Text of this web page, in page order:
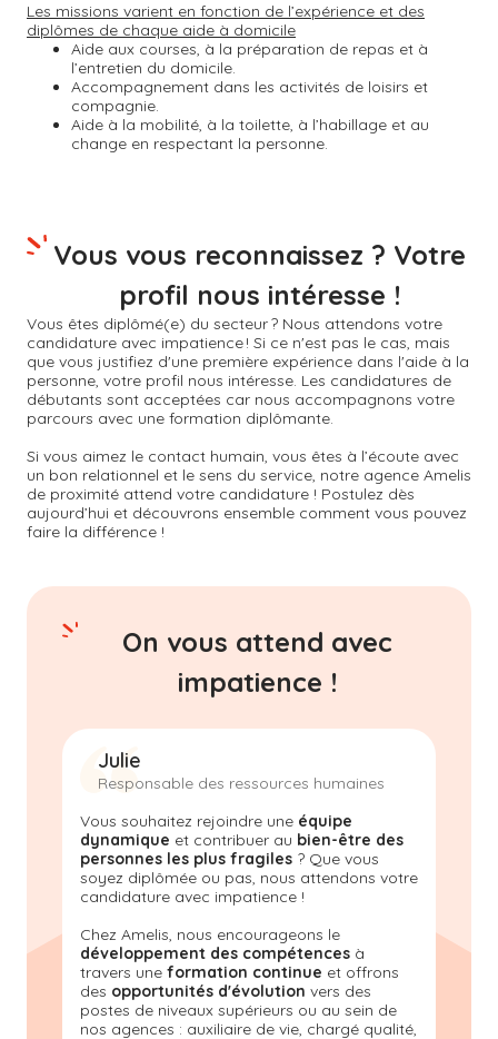
Les missions varient en fonction de l’expérience et des
diplômes de chaque aide à domicile
Aide aux courses, à la préparation de repas et à
l’entretien du domicile.
Accompagnement dans les activités de loisirs et
compagnie.
Aide à la mobilité, à la toilette, à l’habillage et au
change en respectant la personne.
Vous êtes diplômé(e) du secteur ? Nous attendons votre
candidature avec impatience ! Si ce n'est pas le cas, mais
que vous justifiez d'une première expérience dans l'aide à la
personne, votre profil nous intéresse. Les candidatures de
débutants sont acceptées car nous accompagnons votre
parcours avec une formation diplômante.
Si vous aimez le contact humain, vous êtes à l’écoute avec
un bon relationnel et le sens du service, notre agence Amelis
de proximité attend votre candidature ! Postulez dès
aujourd’hui et découvrons ensemble comment vous pouvez
faire la différence !
Vous vous reconnaissez ? Votre
profil nous intéresse !
On vous attend avec
impatience !
Julie
Responsable des ressources humaines
Vous souhaitez rejoindre une équipe
dynamique et contribuer au bien-être des
personnes les plus fragiles ? Que vous
soyez diplômée ou pas, nous attendons votre
candidature avec impatience !
Chez Amelis, nous encourageons le
développement des compétences à
travers une formation continue et offrons
des opportunités d'évolution vers des
postes de niveaux supérieurs ou au sein de
nos agences : auxiliaire de vie, chargé qualité,